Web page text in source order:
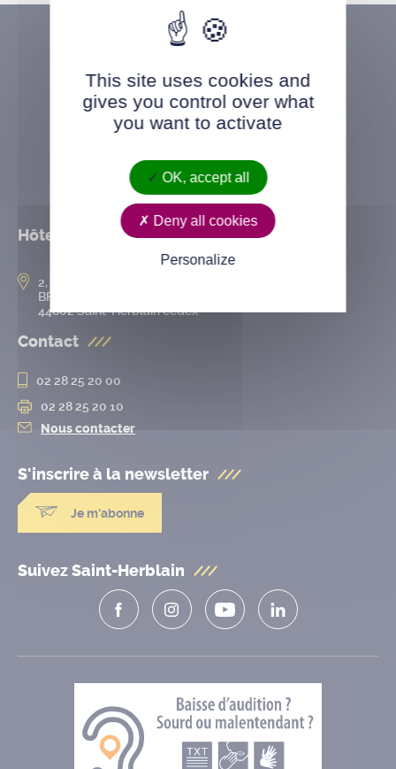
Hôtel de ville
2, rue de l’Hôtel-de-Ville
BP 50167
44802 Saint-Herblain cedex
Contact
02 28 25 20 00
02 28 25 20 10
Nous contacter
S'inscrire à la newsletter
Je m'abonne
Suivez Saint-Herblain
This site uses cookies and
gives you control over what
you want to activate
OK, accept all
Deny all cookies
Personalize